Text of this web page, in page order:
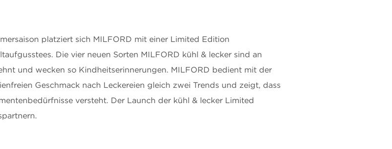
platziert sich MILFORD mit einer Limited Edition
Die vier neuen Sorten MILFORD kühl & lecker sind an
und wecken so Kindheitserinnerungen. MILFORD bedient mit der
Geschmack nach Leckereien gleich zwei Trends und zeigt, dass
versteht. Der Launch der kühl & lecker Limited